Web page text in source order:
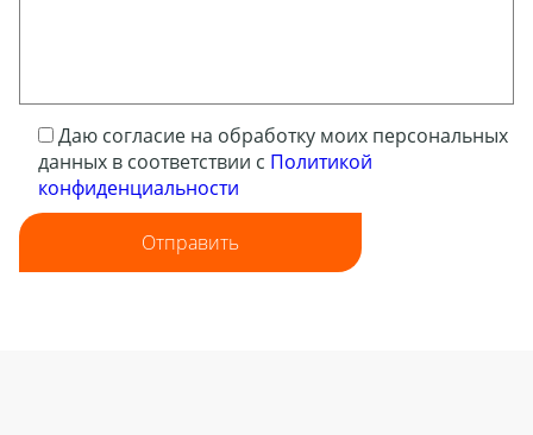
Даю согласие на обработку моих персональных
данных в соответствии с Политикой
конфиденциальности
Отправить